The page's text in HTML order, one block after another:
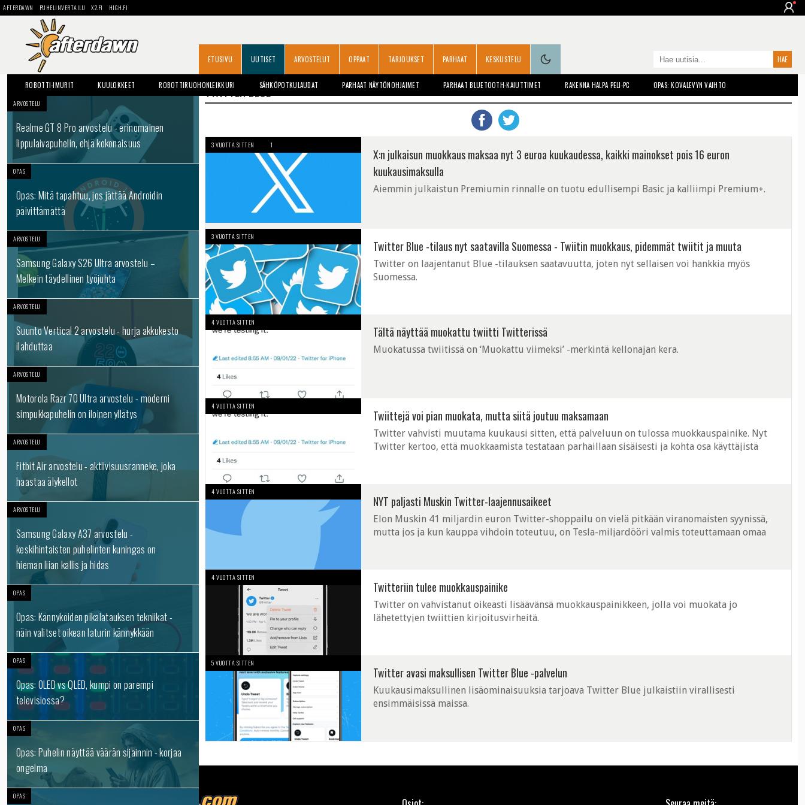
AFTERDAWN PUHELINVERTAILU X2.FI HIGH.FI
ETUSIVU UUTISET ARVOSTELUT OPPAAT TARJOUKSET PARHAAT KESKUSTELU
ROBOTTI-IMURIT KUULOKKEET ROBOTTIRUOHONLEIKKURI SÄHKÖPOTKULAUDAT PARHAAT NÄYTÖNOHJAIMET PARHAAT BLUETOOTH-KAIUTTIMET RAKENNA HALPA PELI-PC OPAS: KOVALEVYN VAIHTO
ARVOSTELU
Realme GT 8 Pro arvostelu - erinomainen
lippulaivapuhelin, ehjä kokonaisuus
OPAS
Opas: Mitä tapahtuu, jos jättää Androidin
päivittämättä
ARVOSTELU
Samsung Galaxy S26 Ultra arvostelu –
Melkein täydellinen työjuhta
ARVOSTELU
Suunto Vertical 2 arvostelu - hurja akkukesto
ilahduttaa
ARVOSTELU
Motorola Razr 70 Ultra arvostelu - moderni
simpukkapuhelin on iloinen yllätys
ARVOSTELU
Fitbit Air arvostelu - aktiivisuusranneke, joka
haastaa älykellot
ARVOSTELU
Samsung Galaxy A37 arvostelu -
keskihintaisten puhelinten kuningas on
hieman liian kallis ja hidas
OPAS
Opas: Kännyköiden pikalatauksen tekniikat -
näin valitset oikean laturin kännykkään
OPAS
Opas: OLED vs QLED, kumpi on parempi
televisiossa?
OPAS
Opas: Puhelin näyttää väärän sijainnin - korjaa
ongelma
OPAS
TWITTER BLUE
3 VUOTTA SITTEN 1
X:n julkaisun muokkaus maksaa nyt 3 euroa kuukaudessa, kaikki mainokset pois 16 euron
kuukausimaksulla
Aiemmin julkaistun Premiumin rinnalle on tuotu edullisempi Basic ja kalliimpi Premium+.
3 VUOTTA SITTEN
Twitter Blue -tilaus nyt saatavilla Suomessa - Twiitin muokkaus, pidemmät twiitit ja muuta
Twitter on laajentanut Blue -tilauksen saatavuutta, joten nyt sellaisen voi hankkia myös
Suomessa.
4 VUOTTA SITTEN
Tältä näyttää muokattu twiitti Twitterissä
Muokatussa twiitissä on ‘Muokattu viimeksi’ -merkintä kellonajan kera.
4 VUOTTA SITTEN
Twiittejä voi pian muokata, mutta siitä joutuu maksamaan
Twitter vahvisti muutama kuukausi sitten, että palveluun on tulossa muokkauspainike. Nyt
Twitter kertoo, että muokkaamista testataan parhaillaan sisäisesti ja kohta osa käyttäjistä
4 VUOTTA SITTEN
NYT paljasti Muskin Twitter-laajennusaikeet
Elon Muskin 41 miljardin euron Twitter-shoppailu on vielä pitkään viranomaisten syynissä,
mutta jos ja kun kauppa vihdoin toteutuu, on Tesla-miljardööri valmis toteuttamaan omaa
4 VUOTTA SITTEN
Twitteriin tulee muokkauspainike
Twitter on vahvistanut oikeasti lisäävänsä muokkauspainikkeen, jolla voi muokata jo
lähetettyjen twiittien kirjoitusvirheitä.
5 VUOTTA SITTEN
Twitter avasi maksullisen Twitter Blue -palvelun
Kuukausimaksullinen lisäominaisuuksia tarjoava Twitter Blue julkaistiin virallisesti
ensimmäisissä maissa.